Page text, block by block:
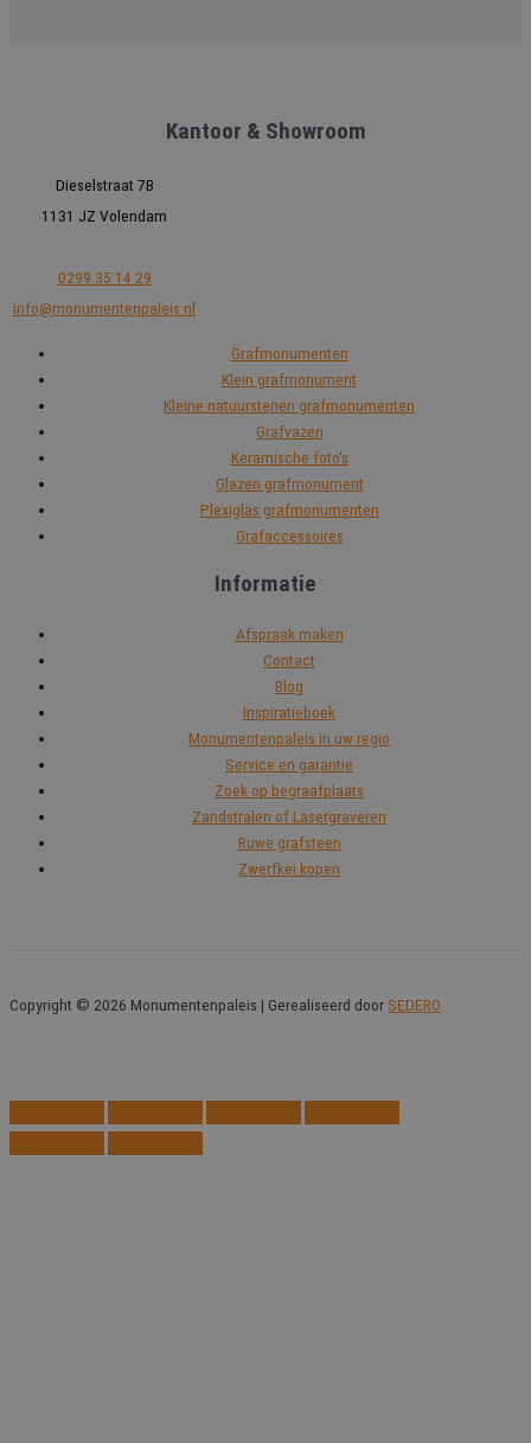
Kantoor & Showroom
Dieselstraat 7B
1131 JZ Volendam
0299 35 14 29
info@monumentenpaleis.nl
Grafmonumenten
Klein grafmonument
Kleine natuurstenen grafmonumenten
Grafvazen
Keramische foto's
Glazen grafmonument
Plexiglas grafmonumenten
Grafaccessoires
Informatie
Afspraak maken
Contact
Blog
Inspiratieboek
Monumentenpaleis in uw regio
Service en garantie
Zoek op begraafplaats
Zandstralen of Lasergraveren
Ruwe grafsteen
Zwerfkei kopen
Copyright © 2026 Monumentenpaleis | Gerealiseerd door SEDERO